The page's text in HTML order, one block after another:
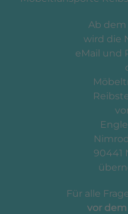
Ab dem
wird die
eMail und
90441
Für alle
vor dem